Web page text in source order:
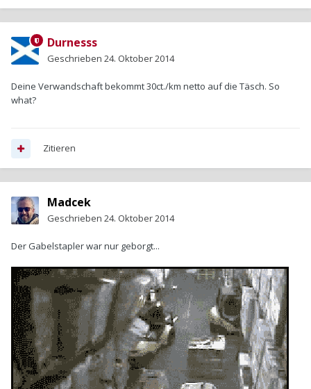
Durnesss
Geschrieben 24. Oktober 2014
Deine Verwandschaft bekommt 30ct./km netto auf die Täsch. So
what?
Zitieren
Madcek
Geschrieben 24. Oktober 2014
Der Gabelstapler war nur geborgt...